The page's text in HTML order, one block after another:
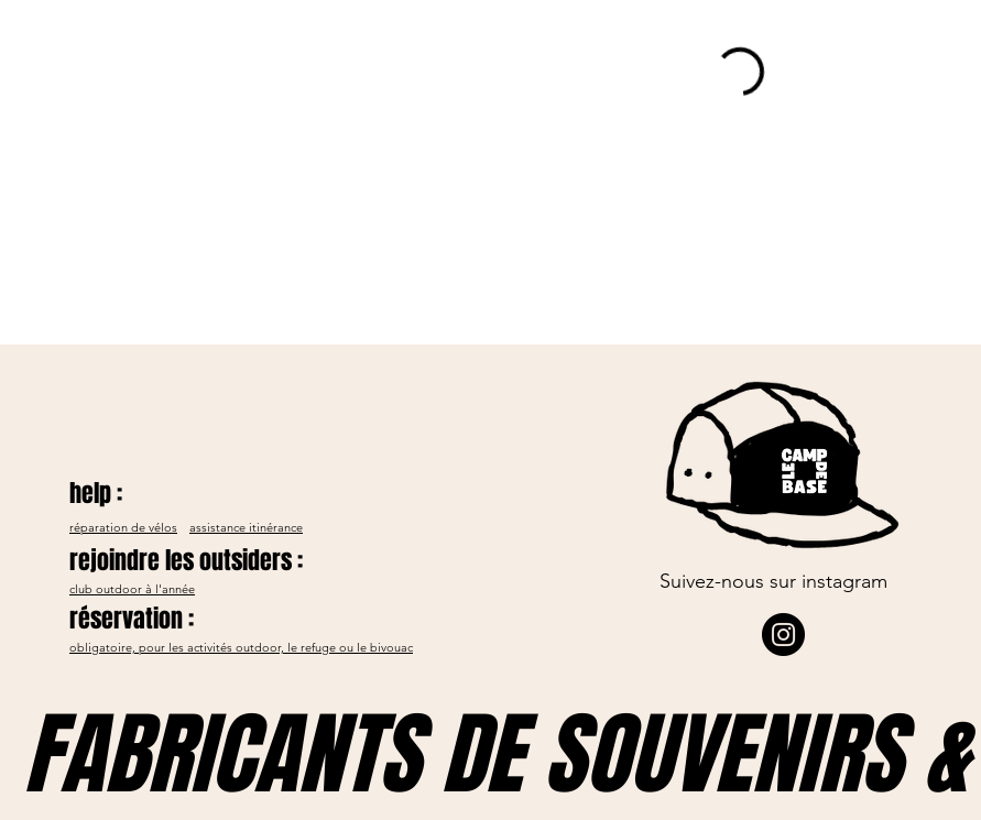
help :
help :
réparation de vélos assistance itinérance
Suivez-nous sur instagram
rejoindre les outsiders :
club outdoor à l'année
réservation :
obligatoire, pour les activités outdoor, le refuge ou le bivouac
FABRICANTS DE SOUVENIRS